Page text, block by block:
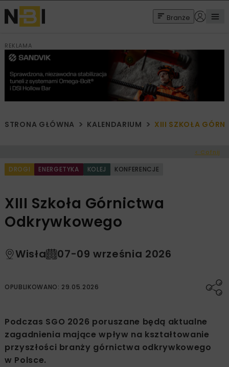
Branże
REKLAMA
STRONA GŁÓWNA KALENDARIUM XIII SZKOŁA
< Cofnij
DROGI ENERGETYKA KOLEJ KONFERENCJE
XIII Szkoła Górnictwa
Odkrywkowego
Wisła 07-09 września 2026
OPUBLIKOWANO: 29.05.2026
Podczas SGO 2026 poruszane będą aktualne
zagadnienia mające wpływ na kształtowanie
przyszłości branży górnictwa odkrywkowego
w Polsce.